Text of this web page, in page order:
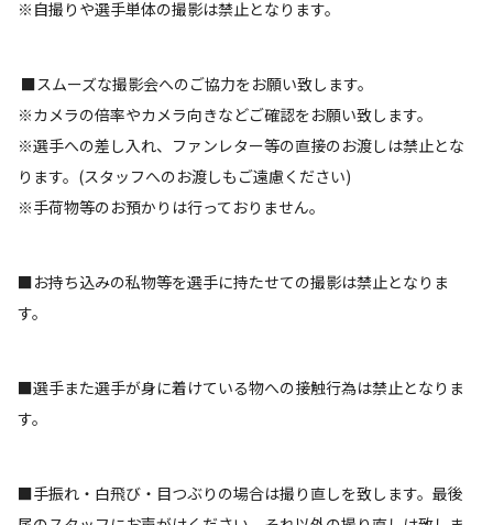
※自撮りや選手単体の撮影は禁止となります。
■スムーズな撮影会へのご協力をお願い致します。
※カメラの倍率やカメラ向きなどご確認をお願い致します。
※選手への差し入れ、ファンレター等の直接のお渡しは禁止とな
ります。(スタッフへのお渡しもご遠慮ください)
※手荷物等のお預かりは行っておりません。
■お持ち込みの私物等を選手に持たせての撮影は禁止となりま
す。
■選手また選手が身に着けている物への接触行為は禁止となりま
す。
■手振れ・白飛び・目つぶりの場合は撮り直しを致します。最後